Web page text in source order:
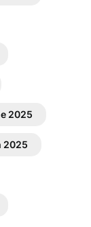
2025
2025